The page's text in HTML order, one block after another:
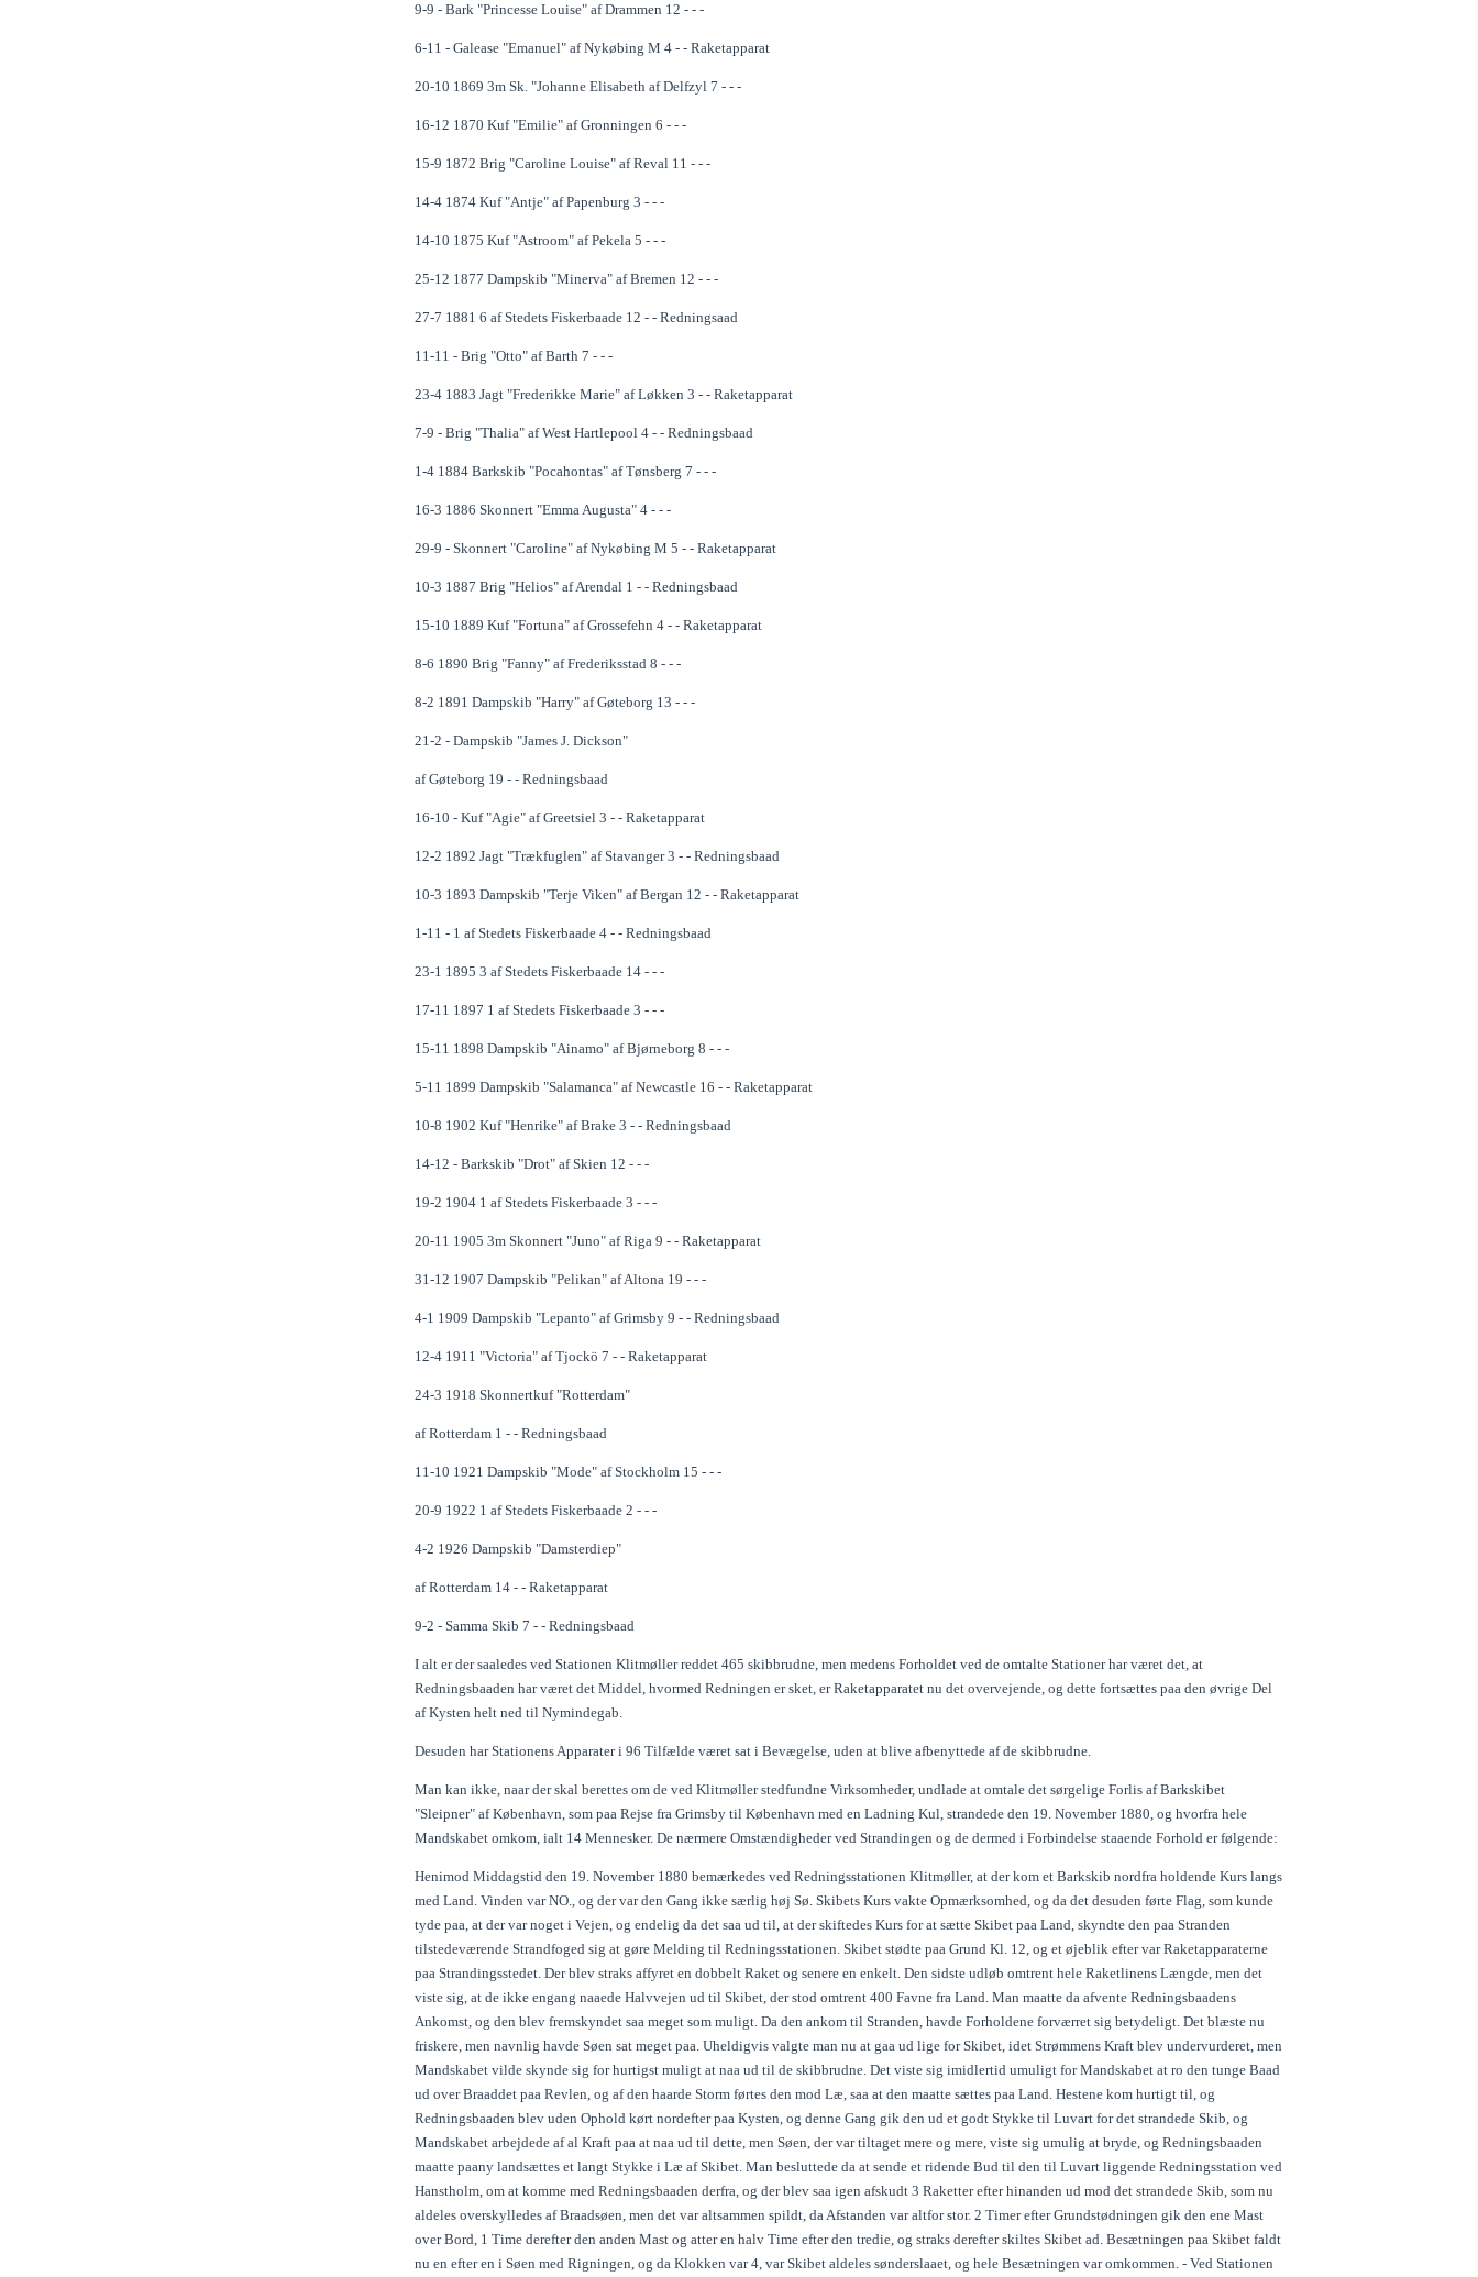
9-9 - Bark "Princesse Louise" af Drammen 12 - - -
6-11 - Galease "Emanuel" af Nykøbing M 4 - - Raketapparat
20-10 1869 3m Sk. "Johanne Elisabeth af Delfzyl 7 - - -
16-12 1870 Kuf "Emilie" af Gronningen 6 - - -
15-9 1872 Brig "Caroline Louise" af Reval 11 - - -
14-4 1874 Kuf "Antje" af Papenburg 3 - - -
14-10 1875 Kuf "Astroom" af Pekela 5 - - -
25-12 1877 Dampskib "Minerva" af Bremen 12 - - -
27-7 1881 6 af Stedets Fiskerbaade 12 - - Redningsaad
11-11 - Brig "Otto" af Barth 7 - - -
23-4 1883 Jagt "Frederikke Marie" af Løkken 3 - - Raketapparat
7-9 - Brig "Thalia" af West Hartlepool 4 - - Redningsbaad
1-4 1884 Barkskib "Pocahontas" af Tønsberg 7 - - -
16-3 1886 Skonnert "Emma Augusta" 4 - - -
29-9 - Skonnert "Caroline" af Nykøbing M 5 - - Raketapparat
10-3 1887 Brig "Helios" af Arendal 1 - - Redningsbaad
15-10 1889 Kuf "Fortuna" af Grossefehn 4 - - Raketapparat
8-6 1890 Brig "Fanny" af Frederiksstad 8 - - -
8-2 1891 Dampskib "Harry" af Gøteborg 13 - - -
21-2 - Dampskib "James J. Dickson"
af Gøteborg 19 - - Redningsbaad
16-10 - Kuf "Agie" af Greetsiel 3 - - Raketapparat
12-2 1892 Jagt "Trækfuglen" af Stavanger 3 - - Redningsbaad
10-3 1893 Dampskib "Terje Viken" af Bergan 12 - - Raketapparat
1-11 - 1 af Stedets Fiskerbaade 4 - - Redningsbaad
23-1 1895 3 af Stedets Fiskerbaade 14 - - -
17-11 1897 1 af Stedets Fiskerbaade 3 - - -
15-11 1898 Dampskib "Ainamo" af Bjørneborg 8 - - -
5-11 1899 Dampskib "Salamanca" af Newcastle 16 - - Raketapparat
10-8 1902 Kuf "Henrike" af Brake 3 - - Redningsbaad
14-12 - Barkskib "Drot" af Skien 12 - - -
19-2 1904 1 af Stedets Fiskerbaade 3 - - -
20-11 1905 3m Skonnert "Juno" af Riga 9 - - Raketapparat
31-12 1907 Dampskib "Pelikan" af Altona 19 - - -
4-1 1909 Dampskib "Lepanto" af Grimsby 9 - - Redningsbaad
12-4 1911 "Victoria" af Tjockö 7 - - Raketapparat
24-3 1918 Skonnertkuf "Rotterdam"
af Rotterdam 1 - - Redningsbaad
11-10 1921 Dampskib "Mode" af Stockholm 15 - - -
20-9 1922 1 af Stedets Fiskerbaade 2 - - -
4-2 1926 Dampskib "Damsterdiep"
af Rotterdam 14 - - Raketapparat
9-2 - Samma Skib 7 - - Redningsbaad
I alt er der saaledes ved Stationen Klitmøller reddet 465 skibbrudne, men medens Forholdet ved de omtalte Stationer har været det, at
Redningsbaaden har været det Middel, hvormed Redningen er sket, er Raketapparatet nu det overvejende, og dette fortsættes paa den øvrige Del
af Kysten helt ned til Nymindegab.
Desuden har Stationens Apparater i 96 Tilfælde været sat i Bevægelse, uden at blive afbenyttede af de skibbrudne.
Man kan ikke, naar der skal berettes om de ved Klitmøller stedfundne Virksomheder, undlade at omtale det sørgelige Forlis af Barkskibet
"Sleipner" af København, som paa Rejse fra Grimsby til København med en Ladning Kul, strandede den 19. November 1880, og hvorfra hele
Mandskabet omkom, ialt 14 Mennesker. De nærmere Omstændigheder ved Strandingen og de dermed i Forbindelse staaende Forhold er følgende:
Henimod Middagstid den 19. November 1880 bemærkedes ved Redningsstationen Klitmøller, at der kom et Barkskib nordfra holdende Kurs langs
med Land. Vinden var NO., og der var den Gang ikke særlig høj Sø. Skibets Kurs vakte Opmærksomhed, og da det desuden førte Flag, som kunde
tyde paa, at der var noget i Vejen, og endelig da det saa ud til, at der skiftedes Kurs for at sætte Skibet paa Land, skyndte den paa Stranden
tilstedeværende Strandfoged sig at gøre Melding til Redningsstationen. Skibet stødte paa Grund Kl. 12, og et øjeblik efter var Raketapparaterne
paa Strandingsstedet. Der blev straks affyret en dobbelt Raket og senere en enkelt. Den sidste udløb omtrent hele Raketlinens Længde, men det
viste sig, at de ikke engang naaede Halvvejen ud til Skibet, der stod omtrent 400 Favne fra Land. Man maatte da afvente Redningsbaadens
Ankomst, og den blev fremskyndet saa meget som muligt. Da den ankom til Stranden, havde Forholdene forværret sig betydeligt. Det blæste nu
friskere, men navnlig havde Søen sat meget paa. Uheldigvis valgte man nu at gaa ud lige for Skibet, idet Strømmens Kraft blev undervurderet, men
Mandskabet vilde skynde sig for hurtigst muligt at naa ud til de skibbrudne. Det viste sig imidlertid umuligt for Mandskabet at ro den tunge Baad
ud over Braaddet paa Revlen, og af den haarde Storm førtes den mod Læ, saa at den maatte sættes paa Land. Hestene kom hurtigt til, og
Redningsbaaden blev uden Ophold kørt nordefter paa Kysten, og denne Gang gik den ud et godt Stykke til Luvart for det strandede Skib, og
Mandskabet arbejdede af al Kraft paa at naa ud til dette, men Søen, der var tiltaget mere og mere, viste sig umulig at bryde, og Redningsbaaden
maatte paany landsættes et langt Stykke i Læ af Skibet. Man besluttede da at sende et ridende Bud til den til Luvart liggende Redningsstation ved
Hanstholm, om at komme med Redningsbaaden derfra, og der blev saa igen afskudt 3 Raketter efter hinanden ud mod det strandede Skib, som nu
aldeles overskylledes af Braadsøen, men det var altsammen spildt, da Afstanden var altfor stor. 2 Timer efter Grundstødningen gik den ene Mast
over Bord, 1 Time derefter den anden Mast og atter en halv Time efter den tredie, og straks derefter skiltes Skibet ad. Besætningen paa Skibet faldt
nu en efter en i Søen med Rigningen, og da Klokken var 4, var Skibet aldeles sønderslaaet, og hele Besætningen var omkommen. - Ved Stationen